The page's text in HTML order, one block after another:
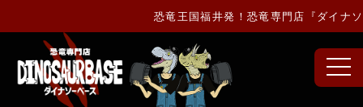
恐竜王国福井発！恐竜専門店『ダイナ